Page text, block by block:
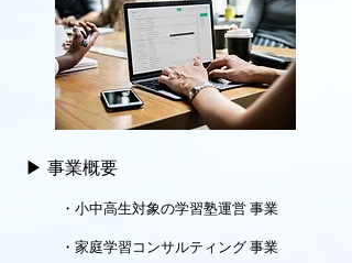
▶︎ 事業概要
​ ・小中高生対象の学習塾運営 事業
・家庭学習コンサルティング 事業